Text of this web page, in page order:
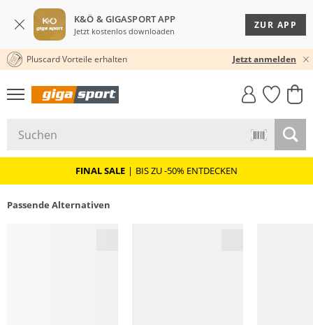
K&Ö & GIGASPORT APP
Jetzt kostenlos downloaden
ZUR APP
30 TAGE RÜCKGABERECHT
Pluscard Vorteile erhalten Jetzt anmelden
GIGASTYLE
FAHRRAD­
MUST-HAVE
FINAL SALE | BIS ZU -50% ENTDECKEN
Passende Alternativen